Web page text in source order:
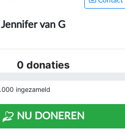
Jennifer van G
0 donaties
ingezameld
NU DONEREN